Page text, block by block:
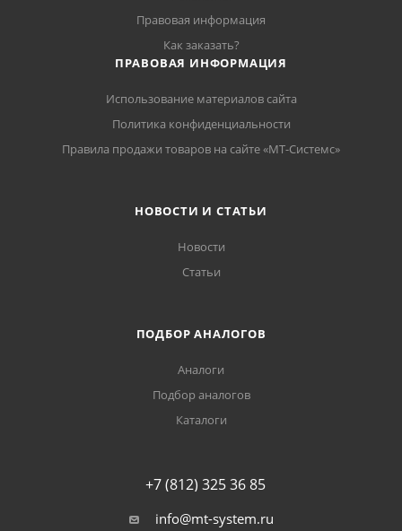
Правовая информация
Как заказать?
ПРАВОВАЯ ИНФОРМАЦИЯ
Использование материалов сайта
Политика конфиденциальности
Правила продажи товаров на сайте «МТ-Системс»
НОВОСТИ И СТАТЬИ
Новости
Статьи
ПОДБОР АНАЛОГОВ
Аналоги
Подбор аналогов
Каталоги
+7 (812) 325 36 85
info@mt-system.ru